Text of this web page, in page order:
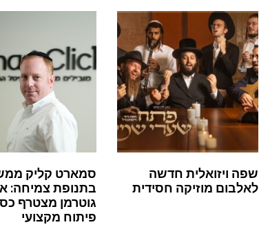
שפה ויזואלית חדשה
לאלבום מוזיקה חסידית
סמארט קליק
בתנופת צמיחה:
גוטרמן מצטרף
פיתוח מקצועי